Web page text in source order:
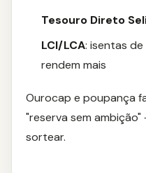
Tesouro Direto
LCI/LCA: isentas
rendem mais
Ourocap e poupança
"reserva sem
sortear.